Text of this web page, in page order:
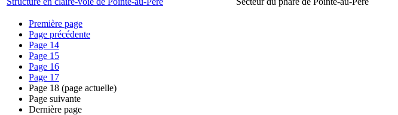
Première page
Page précédente
Page 14
Page 15
Page 16
Page 17
Page 18 (page actuelle)
Page suivante
Dernière page